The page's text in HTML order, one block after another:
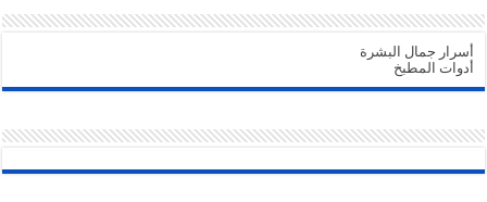
أسرار جمال البشرة
أدوات المطبخ